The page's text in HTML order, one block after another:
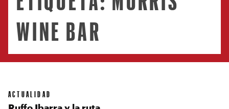
WINE BAR
ACTUALIDAD